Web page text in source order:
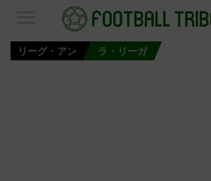
リーグ・アン ラ・リーガ